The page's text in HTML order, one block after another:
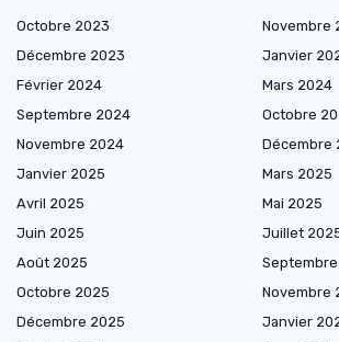
Octobre 2023
Novembre
Décembre 2023
Janvier
Février 2024
Mars 2024
Septembre 2024
Octobre
Novembre 2024
Décembre
Janvier 2025
Mars 2025
Avril 2025
Mai 2025
Juin 2025
Juillet
Août 2025
Octobre 2025
Novembre
Décembre 2025
Janvier